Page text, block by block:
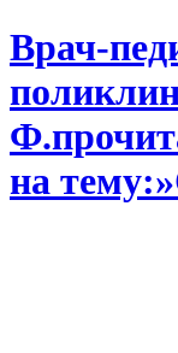
Врач-
на